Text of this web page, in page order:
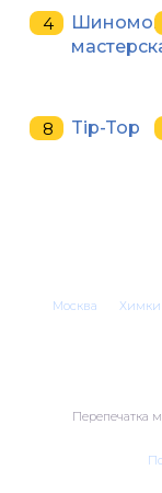
Tip-Top
Москва Химки
Перепечатка